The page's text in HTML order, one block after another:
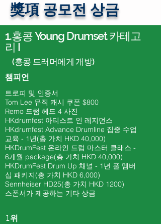
獎項 공모전 상금
1.홍콩 Young Drumset 카테고
리 I
(홍콩 드러머에게 개방)
챔피언
트로피 및 인증서
Tom Lee 뮤직 캐시 쿠폰 $800
​Remo 드럼 헤드 4 사진
HKdrumfest 아티스트 인 레지던스
HKdrumfest Advance Drumline 집중 수업
교육 - 1년(총 가치 HKD 40,000)
HKDrumFest 온라인 드럼 마스터 클래스 -
6개월 package(총 가치 HKD 40,000)
HKDrumFest Drum Up 채널 - 1년 풀 멤버
십 패키지(총 가치 HKD 6,000)
Sennheiser HD25(총 가치 HKD 1200)
스폰서가 제공하는 기타 상금
1위